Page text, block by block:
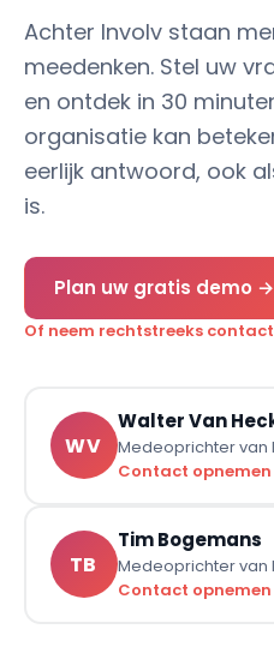
Achter Involv staan
meedenken. Stel uw
en ontdek in 30
organisatie kan
eerlijk antwoord, ook
is.
Plan uw gratis demo →
Of neem rechtstreeks
WV
Walter Van
Medeoprichter van
Contact
TB
Tim Bogemans
Medeoprichter van
Contact